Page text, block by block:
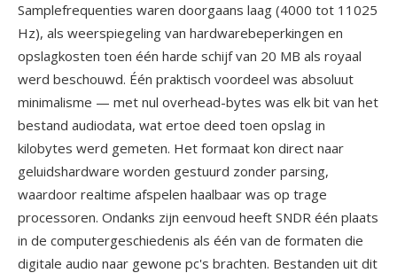
Samplefrequenties waren doorgaans laag (4000 tot 11025
Hz), als weerspiegeling van hardwarebeperkingen en
opslagkosten toen één harde schijf van 20 MB als royaal
werd beschouwd. Één praktisch voordeel was absoluut
minimalisme — met nul overhead-bytes was elk bit van het
bestand audiodata, wat ertoe deed toen opslag in
kilobytes werd gemeten. Het formaat kon direct naar
geluidshardware worden gestuurd zonder parsing,
waardoor realtime afspelen haalbaar was op trage
processoren. Ondanks zijn eenvoud heeft SNDR één plaats
in de computergeschiedenis als één van de formaten die
digitale audio naar gewone pc's brachten. Bestanden uit dit